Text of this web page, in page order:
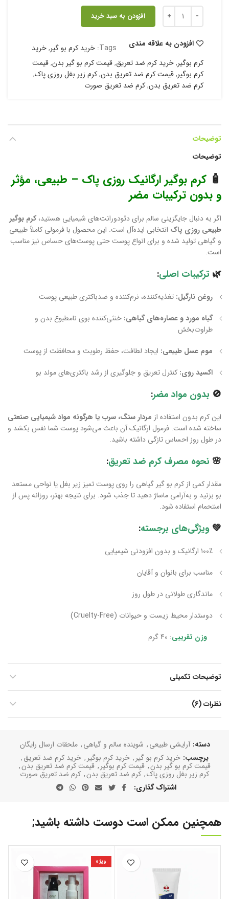
افزودن به سبد خرید
افزودن به علاقه مندی Tags: خرید کرم بو گیر,خرید
کرم بوگیر,خرید کرم ضد تعریق,قیمت کرم بو گیر بدن,قیمت
کرم بوگیر,قیمت کرم ضد تعریق بدن,کرم زیر بغل روزی پاک,
کرم ضد تعریق بدن,کرم ضد تعریق صورت
توضیحات
توضیحات
🧴 کرم بوگیر ارگانیک روزی پاک – طبیعی، مؤثر
و بدون ترکیبات مضر
اگر به دنبال جایگزینی سالم برای دئودورانت‌های شیمیایی هستید، کرم بوگیر
طبیعی روزی پاک انتخابی ایده‌آل است. این محصول با فرمولی کاملاً طبیعی
و گیاهی تولید شده و برای انواع پوست حتی پوست‌های حساس نیز مناسب
است.
🌿 ترکیبات اصلی:
روغن نارگیل: تغذیه‌کننده، نرم‌کننده و ضدباکتری طبیعی پوست
گیاه مورد و عصاره‌های گیاهی: خنثی‌کننده بوی نامطبوع بدن و
طراوت‌بخش
موم عسل طبیعی: ایجاد لطافت، حفظ رطوبت و محافظت از پوست
اکسید روی: کنترل تعریق و جلوگیری از رشد باکتری‌های مولد بو
🚫 بدون مواد مضر:
این کرم بدون استفاده از مردار سنگ، سرب یا هرگونه مواد شیمیایی صنعتی
ساخته شده است. فرمول ارگانیک آن باعث می‌شود پوست شما نفس بکشد و
در طول روز احساس تازگی داشته باشید.
🌸 نحوه مصرف کرم ضد تعریق:
مقدار کمی از کرم بو گیر گیاهی را روی پوست تمیز زیر بغل یا نواحی مستعد
بو بزنید و به‌آرامی ماساژ دهید تا جذب شود. برای نتیجه بهتر، روزانه پس از
استحمام استفاده شود.
💚 ویژگی‌های برجسته:
۱۰۰٪ ارگانیک و بدون افزودنی شیمیایی
مناسب برای بانوان و آقایان
ماندگاری طولانی در طول روز
دوستدار محیط زیست و حیوانات (Cruelty-Free)
وزن تقریبی: 40 گرم
توضیحات تکمیلی
نظرات (6)
دسته:آرایشی طبیعی, شوینده سالم و گیاهی, ملحقات ارسال رایگان
برچسب: خرید کرم بو گیر , خرید کرم بوگیر , خرید کرم ضد تعریق,
قیمت کرم بو گیر بدن, قیمت کرم بوگیر , قیمت کرم ضد تعریق بدن,
کرم زیر بغل روزی پاک, کرم ضد تعریق بدن, کرم ضد تعریق صورت
اشتراک گذاری
همچنین ممکن است دوست داشته باشید;
ویژه